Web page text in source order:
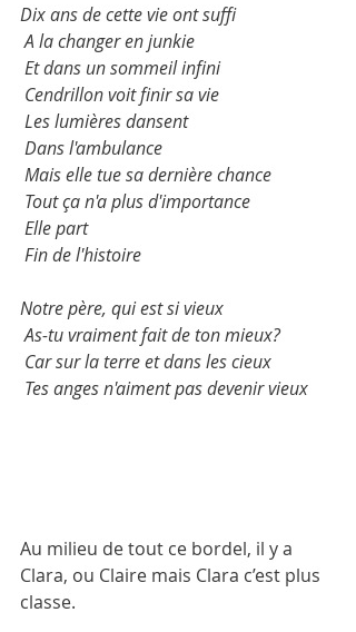
Dix ans de cette vie ont suffi
A la changer en junkie
Et dans un sommeil infini
Cendrillon voit finir sa vie
Les lumières dansent
Dans l'ambulance
Mais elle tue sa dernière chance
Tout ça n'a plus d'importance
Elle part
Fin de l'histoire
Notre père, qui est si vieux
As-tu vraiment fait de ton mieux?
Car sur la terre et dans les cieux
Tes anges n'aiment pas devenir vieux
Au milieu de tout ce bordel, il y a
Clara, ou Claire mais Clara c’est plus
classe.